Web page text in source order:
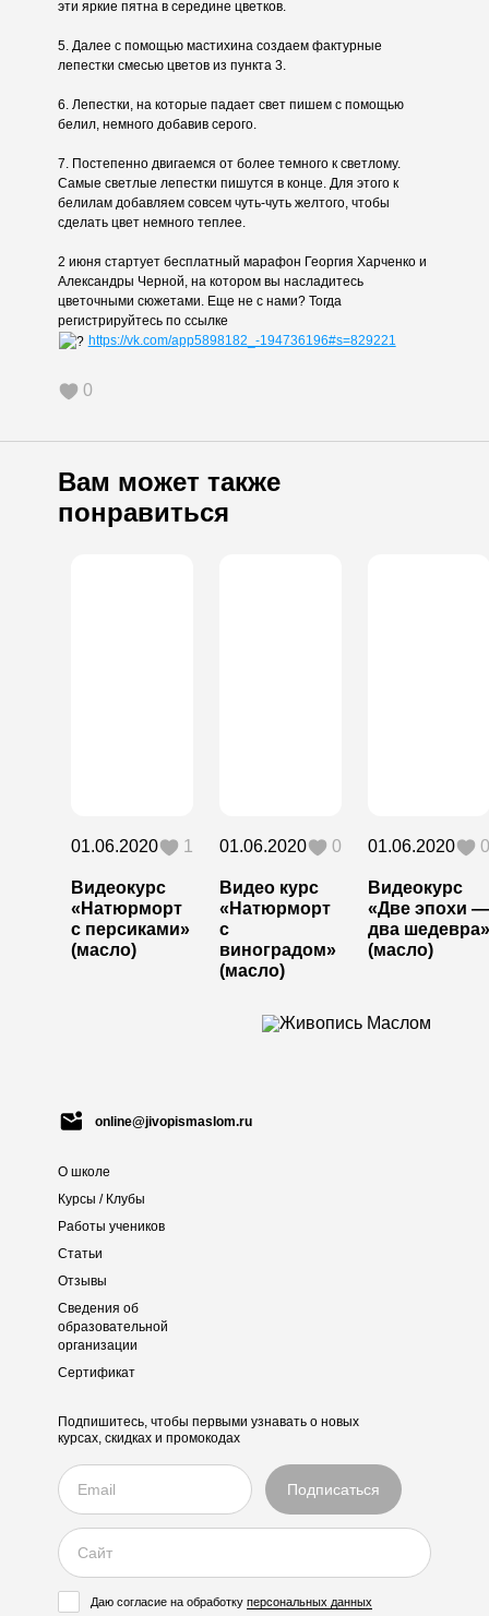
эти яркие пятна в середине цветков.
5. Далее с помощью мастихина создаем фактурные
лепестки смесью цветов из пункта 3.
6. Лепестки, на которые падает свет пишем с помощью
белил, немного добавив серого.
7. Постепенно двигаемся от более темного к светлому.
Самые светлые лепестки пишутся в конце. Для этого к
белилам добавляем совсем чуть-чуть желтого, чтобы
сделать цвет немного теплее.
2 июня стартует бесплатный марафон Георгия Харченко и
Александры Черной, на котором вы насладитесь
цветочными сюжетами. Еще не с нами? Тогда
регистрируйтесь по ссылке
https://vk.com/app5898182_-194736196#s=829221
0
Вам может также
понравиться
01.06.2020 1
Видеокурс
«Натюрморт
с персиками»
(масло)
01.06.2020 0
Видео курс
«Натюрморт
с
виноградом»
(масло)
01.06.2020 0
Видеокурс
«Две эпохи —
два шедевра»
(масло)
online@jivopismaslom.ru
О школе
Курсы / Клубы
Работы учеников
Статьи
Отзывы
Сведения об
образовательной
организации
Сертификат
Подпишитесь, чтобы первыми узнавать о новых
курсах, скидках и промокодах
Даю согласие на обработку персональных данных